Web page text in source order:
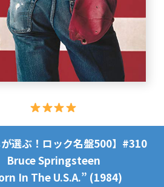
が選ぶ！ロック名盤500】#310
Bruce Springsteen
In The U.S.A.” (1984)